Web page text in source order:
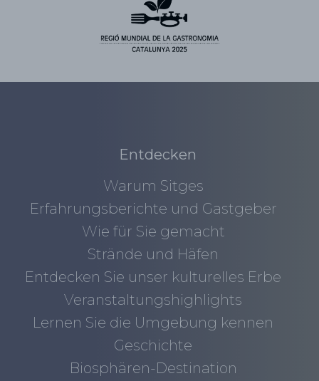
Entdecken
Warum Sitges
Erfahrungsberichte und Gastgeber
Wie für Sie gemacht
Strände und Häfen
Entdecken Sie unser kulturelles Erbe
Veranstaltungshighlights
Lernen Sie die Umgebung kennen
Geschichte
Biosphären-Destination